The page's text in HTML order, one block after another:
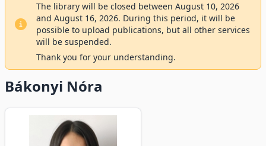
The library will be closed between August 10, 2026
and August 16, 2026. During this period, it will be
possible to upload publications, but all other services
will be suspended.
Thank you for your understanding.
Bákonyi Nóra